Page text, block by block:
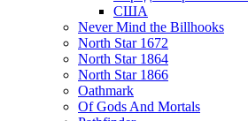
США
Never Mind the Billhooks
North Star 1672
North Star 1864
North Star 1866
Oathmark
Of Gods And Mortals